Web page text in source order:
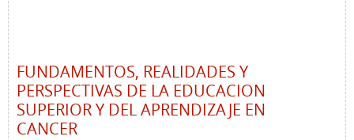
FUNDAMENTOS, REALIDADES Y
PERSPECTIVAS DE LA EDUCACION
SUPERIOR Y DEL APRENDIZAJE EN
CANCER